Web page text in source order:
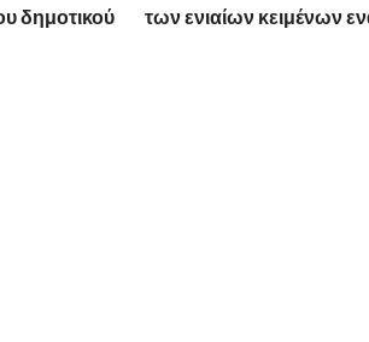
δημοτικού
των ενιαίων κειμένων